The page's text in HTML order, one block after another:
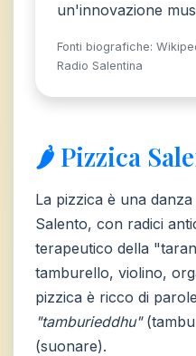
un'innovazione
Fonti biografiche:
Radio Salentina
🌶️ Pizzica
La pizzica è una
Salento, con radici
terapeutico della
tamburello, violino,
pizzica è ricco di
"tamburieddhu"
(suonare).